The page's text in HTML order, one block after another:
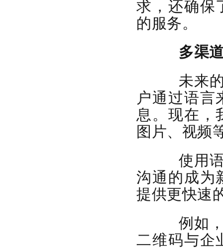
求，还确保
的服务。
多渠
未来的
户通过语
息。现在，
图片、视频
使用语
沟通的成为
提供更快速
例如，
二维码与企